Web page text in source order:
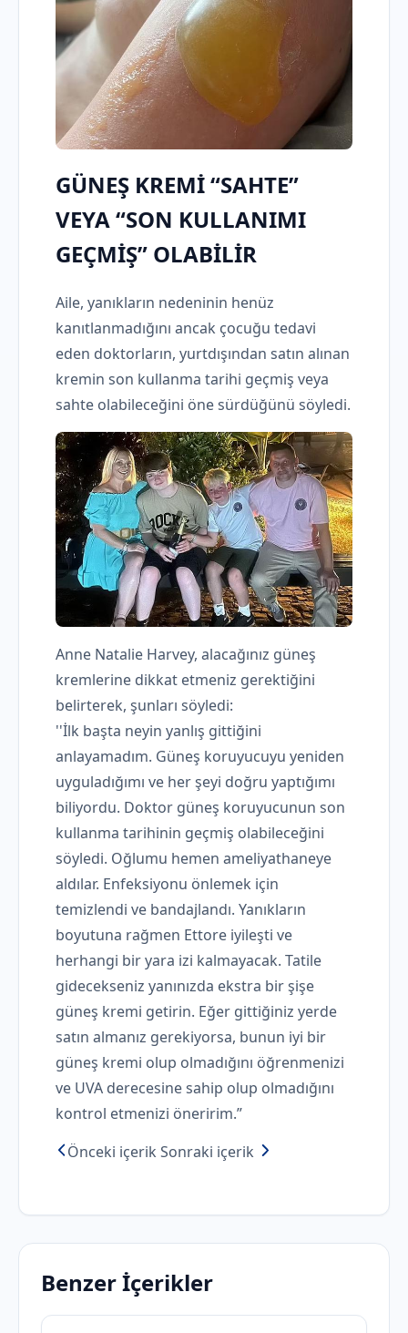
GÜNEŞ KREMİ “SAHTE”
VEYA “SON KULLANIMI
GEÇMİŞ” OLABİLİR
Aile, yanıkların nedeninin henüz
kanıtlanmadığını ancak çocuğu tedavi
eden doktorların, yurtdışından satın alınan
kremin son kullanma tarihi geçmiş veya
sahte olabileceğini öne sürdüğünü söyledi.
Anne Natalie Harvey, alacağınız güneş
kremlerine dikkat etmeniz gerektiğini
belirterek, şunları söyledi:
''İlk başta neyin yanlış gittiğini
anlayamadım. Güneş koruyucuyu yeniden
uyguladığımı ve her şeyi doğru yaptığımı
biliyordu. Doktor güneş koruyucunun son
kullanma tarihinin geçmiş olabileceğini
söyledi. Oğlumu hemen ameliyathaneye
aldılar. Enfeksiyonu önlemek için
temizlendi ve bandajlandı. Yanıkların
boyutuna rağmen Ettore iyileşti ve
herhangi bir yara izi kalmayacak. Tatile
gidecekseniz yanınızda ekstra bir şişe
güneş kremi getirin. Eğer gittiğiniz yerde
satın almanız gerekiyorsa, bunun iyi bir
güneş kremi olup olmadığını öğrenmenizi
ve UVA derecesine sahip olup olmadığını
kontrol etmenizi öneririm.”
Önceki içerik Sonraki içerik
Benzer İçerikler